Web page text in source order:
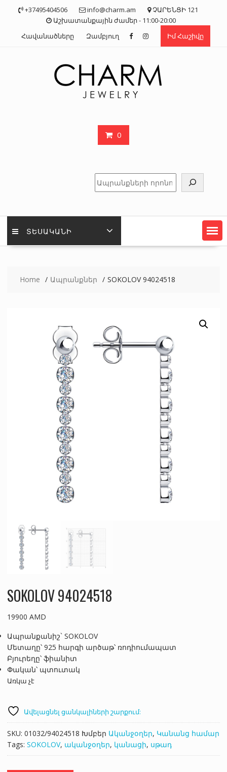
+37495404506 info@charm.am
ՉԱՐԵՆՑԻ 121
Աշխատանքային ժամեր - 11:00-20:00
Հավանածները
Զամբյուղ Իմ Հաշիվը
0
Որոնել
ՏԵՍԱԿԱՆԻ
Home Ապրանքներ SOKOLOV 94024518
SOKOLOV 94024518
19900 AMD
Ապրանքանիշ` SOKOLOV
Մետաղը՝ 925 հարգի արծաթ՝ ռոդիումապատ
Բյուրեղը՝ ֆիանիտ
Փական՝ պտուտակ
Առկա չէ
Ավելացնել ցանկալիների շարքում:
SKU: 01032/94024518 Խմբեր Ականջօղեր, Կանանց համար
Tags: SOKOLOV, ականջօղեր, կանացի, սթադ